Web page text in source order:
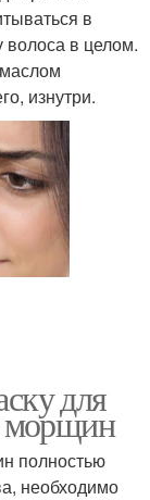
в
волоса в целом.
изнутри.
для
морщин
полностью
необходимо